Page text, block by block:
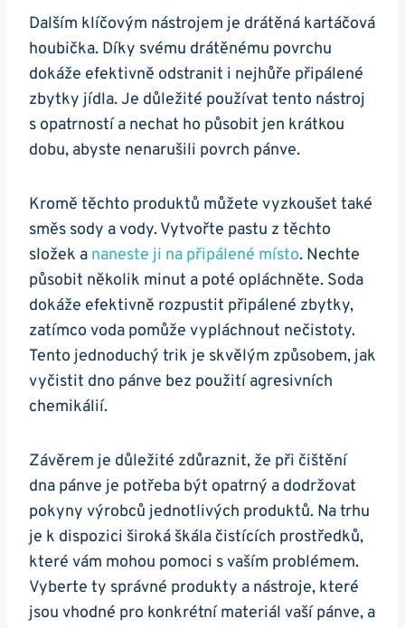
Dalším klíčovým nástrojem ⁣je drátěná kartáčová
houbička.‍ Díky svému drátěnému povrchu
dokáže efektivně odstranit i​ nejhůře připálené
‍zbytky jídla. Je ‌důležité používat tento nástroj
s opatrností⁤ a nechat ho působit jen krátkou
dobu,‍ abyste nenarušili povrch pánve.
Kromě​ těchto produktů můžete vyzkoušet také
směs sody a vody. Vytvořte pastu z těchto
složek a naneste ji na⁢ připálené ⁤místo. Nechte
působit několik minut‌ a poté⁢ opláchněte. Soda
dokáže efektivně rozpustit připálené zbytky,
‌zatímco voda pomůže ‌vypláchnout‌ nečistoty.
Tento jednoduchý trik je skvělým způsobem, jak
vyčistit⁢ dno pánve bez⁣ použití agresivních‍
chemikálií.
Závěrem je důležité zdůraznit, že při ​čištění​
dna pánve je potřeba ⁤být opatrný a dodržovat
⁢pokyny výrobců jednotlivých produktů. ‍Na trhu
je k dispozici široká škála čistících prostředků,
které vám mohou‍ pomoci s vaším problémem.
Vyberte ty správné ‍produkty a nástroje, které
jsou vhodné pro konkrétní materiál vaší pánve, a